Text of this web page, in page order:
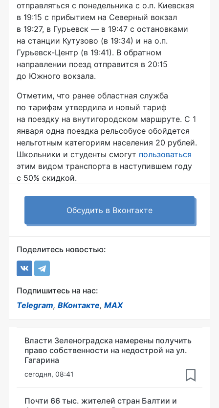
отправляться с понедельника с о.п. Киевская
в 19:15 с прибытием на Северный вокзал
в 19:27, в Гурьевск — в 19:47 с остановками
на станции Кутузово (в 19:34) и на о.п.
Гурьевск-Центр (в 19:41). В обратном
направлении поезд отправится в 20:15
до Южного вокзала.
Отметим, что ранее областная служба
по тарифам утвердила и новый тариф
на поездку на внутигородском маршруте. С 1
января одна поездка рельсобусе обойдется
нельготным категориям населения 20 рублей.
Школьники и студенты смогут пользоваться
этим видом транспорта в наступившем году
с 50% скидкой.
Обсудить в Вконтакте
Поделитесь новостью:
Подпишитесь на нас:
Telegram, ВКонтакте, MAX
Власти Зеленоградска намерены получить
право собственности на недострой на ул.
Гагарина
сегодня, 08:41
Почти 66 тыс. жителей стран Балтии и